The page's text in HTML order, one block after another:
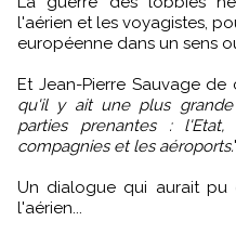
l'aérien et les voyagistes,
européenne dans un sens
Et Jean-Pierre Sauvage de
qu'il y ait une plus
parties prenantes :
compagnies et les aéroports."
Un dialogue qui aurait pu
l'aérien...